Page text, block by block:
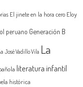
El jinete en la hora cero Eloy
peruano Generación B
José Vadillo Vila La
literatura infantil
histórica